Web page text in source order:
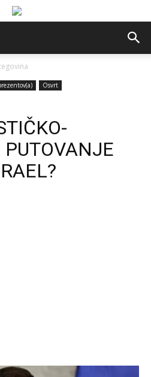
Osvrt
PUTOVANJE